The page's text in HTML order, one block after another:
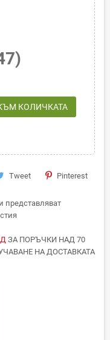
КОЛИЧКАТА
Tweet Pinterest
представляват
ЗА ПОРЪЧКИ НАД 70
НА ДОСТАВКАТА